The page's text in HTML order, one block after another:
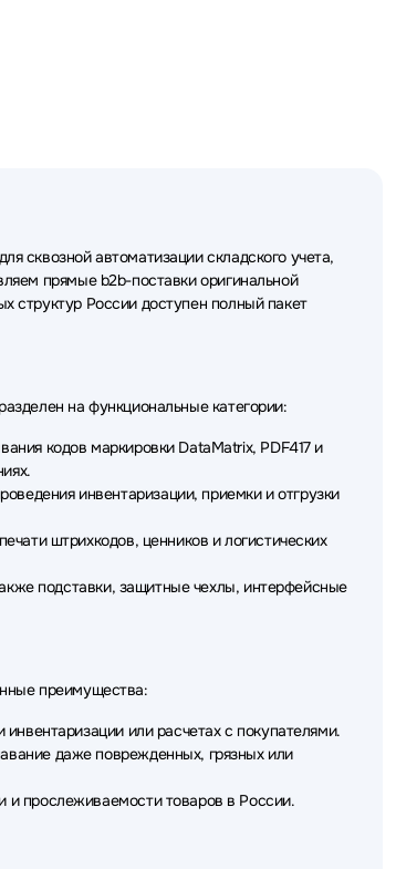
сквозной автоматизации складского учета,
прямые b2b-поставки оригинальной
структур России доступен полный пакет
на функциональные категории:
кодов маркировки DataMatrix, PDF417 и
инвентаризации, приемки и отгрузки
штрихкодов, ценников и логистических
подставки, защитные чехлы, интерфейсные
преимущества:
или расчетах с покупателями.
даже поврежденных, грязных или
и прослеживаемости товаров в России.